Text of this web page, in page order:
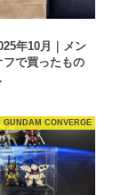
年10月｜メン
フで買ったもの
GUNDAM CONVERGE